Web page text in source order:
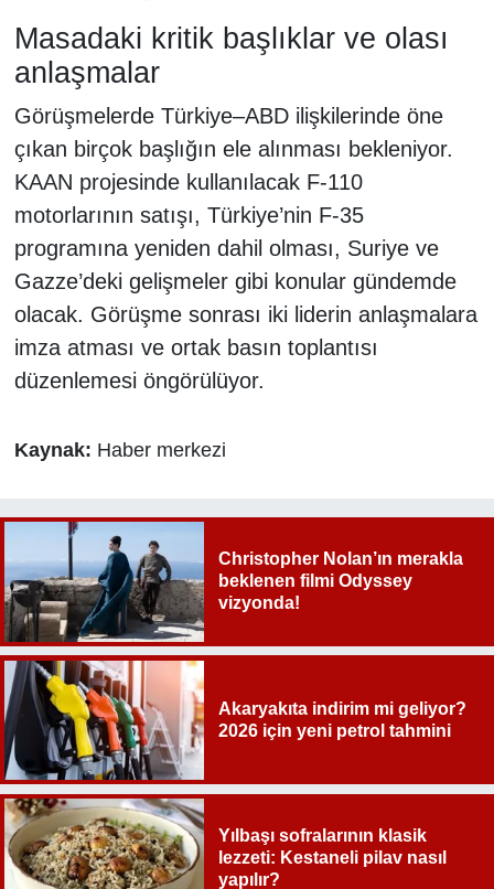
Masadaki kritik başlıklar ve olası
anlaşmalar
Görüşmelerde Türkiye–ABD ilişkilerinde öne
çıkan birçok başlığın ele alınması bekleniyor.
KAAN projesinde kullanılacak F-110
motorlarının satışı, Türkiye’nin F-35
programına yeniden dahil olması, Suriye ve
Gazze’deki gelişmeler gibi konular gündemde
olacak. Görüşme sonrası iki liderin anlaşmalara
imza atması ve ortak basın toplantısı
düzenlemesi öngörülüyor.
Kaynak: Haber merkezi
Christopher Nolan’ın merakla
beklenen filmi Odyssey
vizyonda!
Akaryakıta indirim mi geliyor?
2026 için yeni petrol tahmini
Yılbaşı sofralarının klasik
lezzeti: Kestaneli pilav nasıl
yapılır?